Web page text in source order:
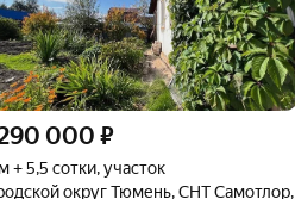
000 ₽
+ 5,5 сотки, участок
округ Тюмень, СНТ Самотлор,